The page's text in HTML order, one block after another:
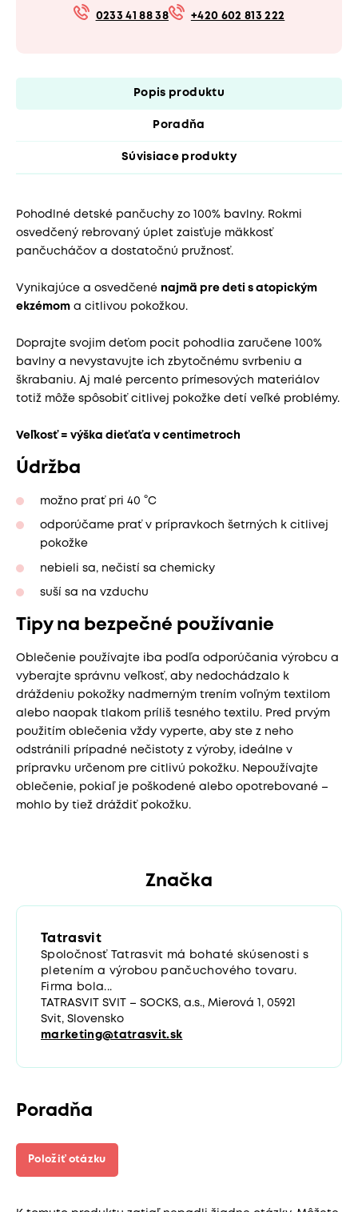
0233 41 88 38 +420 602 813 222
Popis produktu
Poradňa
Súvisiace produkty
Pohodlné detské pančuchy zo 100% bavlny. Rokmi
osvedčený rebrovaný úplet zaisťuje mäkkosť
pančucháčov a dostatočnú pružnosť.
Vynikajúce a osvedčené najmä pre deti s atopickým
ekzémom a citlivou pokožkou.
Doprajte svojim deťom pocit pohodlia zaručene 100%
bavlny a nevystavujte ich zbytočnému svrbeniu a
škrabaniu. Aj malé percento prímesových materiálov
totiž môže spôsobiť citlivej pokožke detí veľké problémy.
Veľkosť = výška dieťaťa v centimetroch
Údržba
možno prať pri 40 °C
odporúčame prať v prípravkoch šetrných k citlivej
pokožke
nebieli sa, nečistí sa chemicky
suší sa na vzduchu
Tipy na bezpečné používanie
Oblečenie používajte iba podľa odporúčania výrobcu a
vyberajte správnu veľkosť, aby nedochádzalo k
dráždeniu pokožky nadmerným trením voľným textilom
alebo naopak tlakom príliš tesného textilu. Pred prvým
použitím oblečenia vždy vyperte, aby ste z neho
odstránili prípadné nečistoty z výroby, ideálne v
prípravku určenom pre citlivú pokožku. Nepoužívajte
oblečenie, pokiaľ je poškodené alebo opotrebované –
mohlo by tiež dráždiť pokožku.
Značka
Tatrasvit
Spoločnosť Tatrasvit má bohaté skúsenosti s
pletením a výrobou pančuchového tovaru.
Firma bola...
TATRASVIT SVIT – SOCKS, a.s., Mierová 1, 05921
Svit, Slovensko
marketing@tatrasvit.sk
Poradňa
Položiť otázku